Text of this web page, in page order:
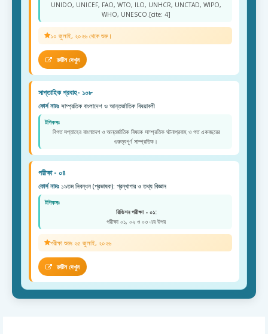
UNIDO, UNICEF, FAO, WTO, ILO, UNHCR, UNCTAD, WIPO,
WHO, UNESCO.[cite: 4]
১০ জুলাই, ২০২৬ থেকে শুরু।
রুটিন দেখুন
সাপ্তাহিক প্রবাহ- ১০৮
কোর্স নামঃ সাম্প্রতিক বাংলাদেশ ও আন্তর্জাতিক বিষয়াবলী
টপিকসঃ
বিগত সপ্তাহের বাংলাদেশ ও আন্তর্জাতিক বিষয়ক সাম্প্রতিক ঘটনাপ্রবাহ ও গত একবছরের
গুরুত্বপূর্ণ সাম্প্রতিক।
পরীক্ষা - ০৪
কোর্স নামঃ ১৯তম নিবন্ধন (প্রভাষক): গ্রন্থাগার ও তথ্য বিজ্ঞান
টপিকসঃ
রিভিশন পরীক্ষা - ০১:
পরীক্ষা ০১, ০২ ও ০৩ এর উপর
পরীক্ষা শুরুঃ ২৫ জুলাই, ২০২৬
রুটিন দেখুন